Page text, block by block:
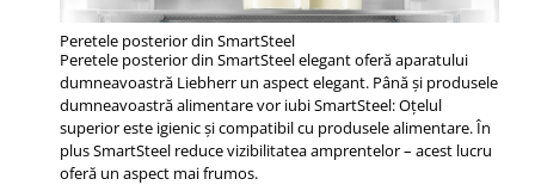
Peretele posterior din SmartSteel
Peretele posterior din SmartSteel elegant oferă aparatului
dumneavoastră Liebherr un aspect elegant. Până şi produsele
dumneavoastră alimentare vor iubi SmartSteel: Oţelul
superior este igienic şi compatibil cu produsele alimentare. În
plus SmartSteel reduce vizibilitatea amprentelor – acest lucru
oferă un aspect mai frumos.